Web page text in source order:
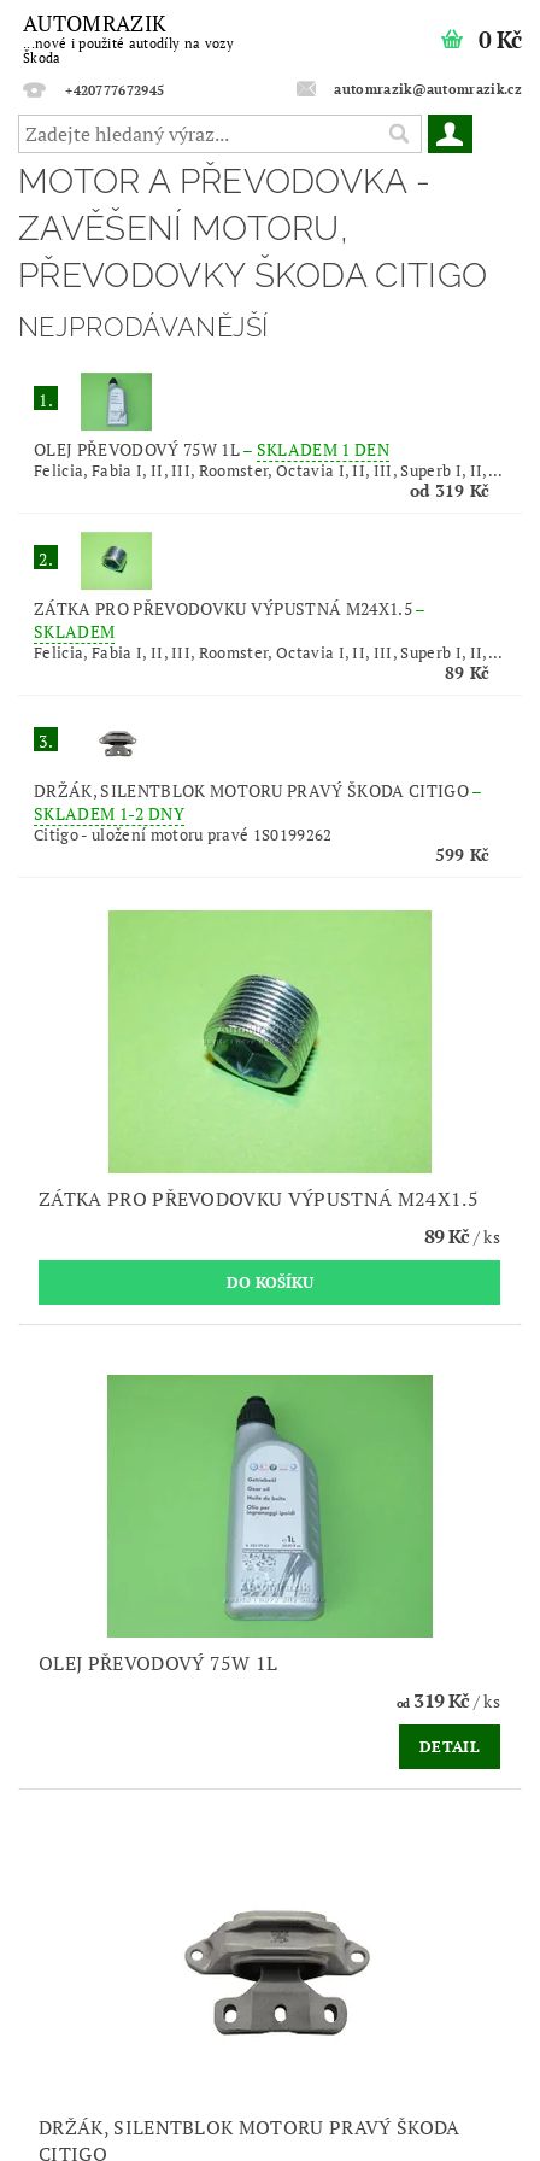
AUTOMRAZIK
...nové i použité autodíly na vozy
Škoda
+420777672945
automrazik@automrazik.cz
0 Kč
MOTOR A PŘEVODOVKA -
ZAVĚŠENÍ MOTORU,
PŘEVODOVKY ŠKODA CITIGO
NEJPRODÁVANĚJŠÍ
1.
OLEJ PŘEVODOVÝ 75W 1L– SKLADEM 1 DEN
Felicia, Fabia I, II, III, Roomster, Octavia I, II, III, Superb I, II,...
od 319 Kč
2.
ZÁTKA PRO PŘEVODOVKU VÝPUSTNÁ M24X1.5–
SKLADEM
Felicia, Fabia I, II, III, Roomster, Octavia I, II, III, Superb I, II,...
89 Kč
3.
DRŽÁK, SILENTBLOK MOTORU PRAVÝ ŠKODA CITIGO–
SKLADEM 1-2 DNY
Citigo - uložení motoru pravé 1S0199262
599 Kč
ZÁTKA PRO PŘEVODOVKU VÝPUSTNÁ M24X1.5
89 Kč/ ks
OLEJ PŘEVODOVÝ 75W 1L
od319 Kč/ ks
DETAIL
DRŽÁK, SILENTBLOK MOTORU PRAVÝ ŠKODA
CITIGO